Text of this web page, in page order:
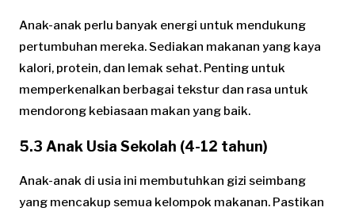
Anak-anak perlu banyak energi untuk mendukung
pertumbuhan mereka. Sediakan makanan yang kaya
kalori, protein, dan lemak sehat. Penting untuk
memperkenalkan berbagai tekstur dan rasa untuk
mendorong kebiasaan makan yang baik.
5.3 Anak Usia Sekolah (4-12 tahun)
Anak-anak di usia ini membutuhkan gizi seimbang
yang mencakup semua kelompok makanan. Pastikan